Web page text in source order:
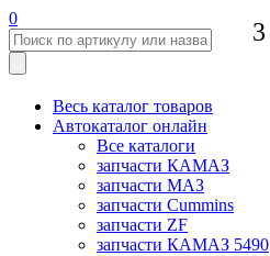
0
Весь каталог товаров
Автокаталог онлайн
Все каталоги
запчасти КАМАЗ
запчасти МАЗ
запчасти Cummins
запчасти ZF
запчасти КАМАЗ 5490
3